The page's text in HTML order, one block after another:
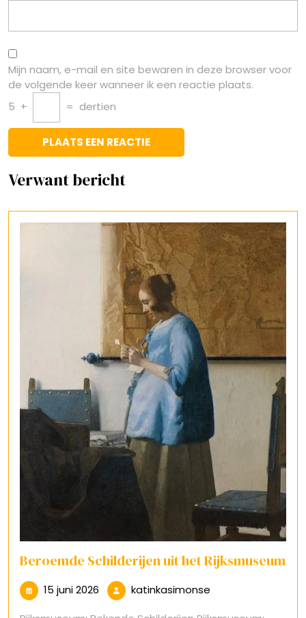
Mijn naam, e-mail en site bewaren in deze browser voor
de volgende keer wanneer ik een reactie plaats.
5 + = dertien
Verwant bericht
Beroemde Schilderijen uit het Rijksmuseum
15 juni 2026 15
juni
katinkasimonse